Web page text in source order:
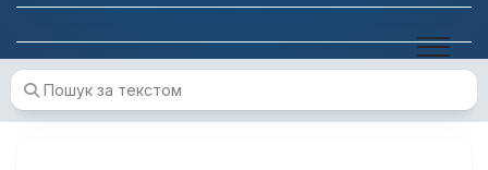
Skip
content